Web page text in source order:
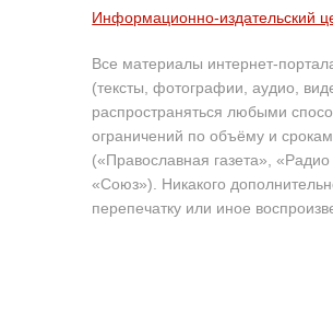
Информационно-издательский
Все материалы интернет-
(тексты, фотографии, аудио,
распространяться любыми
ограничений по объёму и
(«Православная газета»,
«Союз»). Никакого
перепечатку или иное